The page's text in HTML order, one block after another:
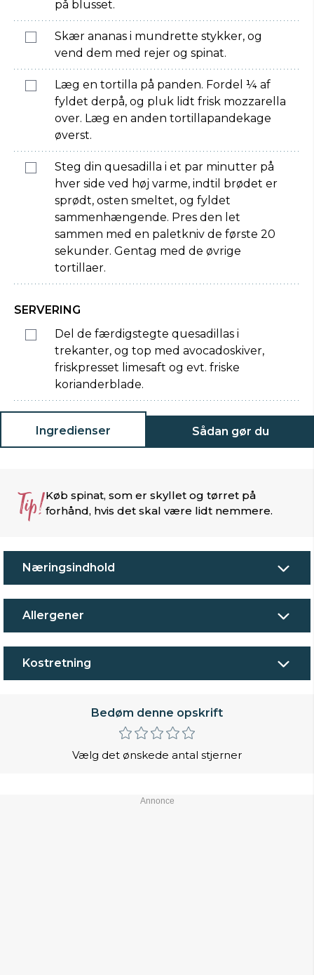
på blusset.
Skær ananas i mundrette stykker, og
vend dem med rejer og spinat.
Læg en tortilla på panden. Fordel ¼ af
fyldet derpå, og pluk lidt frisk mozzarella
over. Læg en anden tortillapandekage
øverst.
Steg din quesadilla i et par minutter på
hver side ved høj varme, indtil brødet er
sprødt, osten smeltet, og fyldet
sammenhængende. Pres den let
sammen med en paletkniv de første 20
sekunder. Gentag med de øvrige
tortillaer.
SERVERING
Del de færdigstegte quesadillas i
trekanter, og top med avocadoskiver,
friskpresset limesaft og evt. friske
korianderblade.
Ingredienser Sådan gør du
Tip!Køb spinat, som er skyllet og tørret på
forhånd, hvis det skal være lidt nemmere.
Næringsindhold
Allergener
Kostretning
Bedøm denne opskrift
Vælg det ønskede antal stjerner